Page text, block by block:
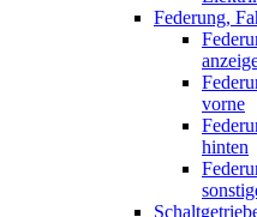
Federung,
vorne
hinten